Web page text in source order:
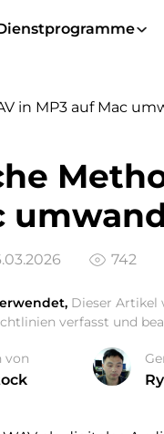
in MP3 auf Mac
742
Dieser Artikel
verfasst und
von